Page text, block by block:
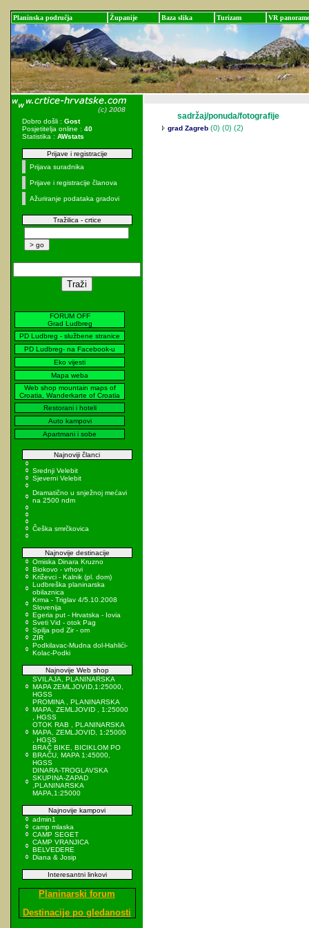
Planinska područja Županije Baza slika Turizam VR panorame
Dobro došli : Gost
Posjetitelja online : 40
Statistika : AWstats
Prijave i registracije
Prijava suradnika
Prijave i registracije članova
Ažuriranje podataka gradovi
Tražilica - crtice
FORUM OFF
Grad Ludbreg
PD Ludbreg - službene stranice
PD Ludbreg- na Facebook-u
Eko vijesti
Mapa weba
Web shop mountain maps of
Croatia, Wanderkarte of Croatia
Restorani i hoteli
Auto kampovi
Apartmani i sobe
Najnoviji članci
Srednji Velebit
Sjeverni Velebit
Dramatično u snježnoj mećavi
na 2500 ndm
Češka smrčkovica
Najnovije destinacije
Omiska Dinara Kruzno
Biokovo - vrhovi
Križevci - Kalnik (pl. dom)
Ludbreška planinarska
obilaznica
Krma - Triglav 4/5.10.2008
Slovenija
Egeria put - Hrvatska - Iovia
Sveti Vid - otok Pag
Spilja pod Zir - om
ZIR
Podkilavac-Mudna dol-Hahlići-
Kolac-Podki
Najnovije Web shop
SVILAJA, PLANINARSKA
MAPA ZEMLJOVID,1:25000,
HGSS
PROMINA , PLANINARSKA
MAPA, ZEMLJOVID , 1:25000
, HGSS
OTOK RAB , PLANINARSKA
MAPA, ZEMLJOVID, 1:25000
, HGSS
BRAČ BIKE, BICIKLOM PO
BRAČU, MAPA 1:45000,
HGSS
DINARA-TROGLAVSKA
SKUPINA-ZAPAD
,PLANINARSKA
MAPA,1:25000
Najnovije kampovi
admin1
camp mlaska
CAMP SEGET
CAMP VRANJICA
BELVEDERE
Diana & Josip
Interesantni linkovi
Planinarski forum
Destinacije po gledanosti
sadržaj/ponuda/fotografije
grad Zagreb (0) (0) (2)